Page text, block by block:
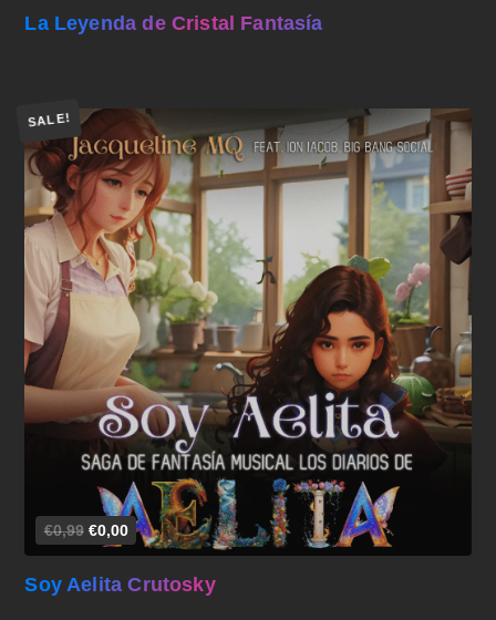
La Leyenda de Cristal Fantasía
SALE!
€0,99 €0,00
Añadir al carrito
Soy Aelita Crutosky